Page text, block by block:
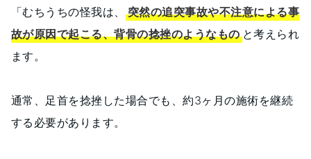
「むちうちの怪我は、
突然の追突事故や不注意による事
故が原因で起こる、背骨の捻挫のようなものと考えられ
ます。
通常、足首を捻挫した場合でも、約3ヶ月の施術を継続
する必要があります。